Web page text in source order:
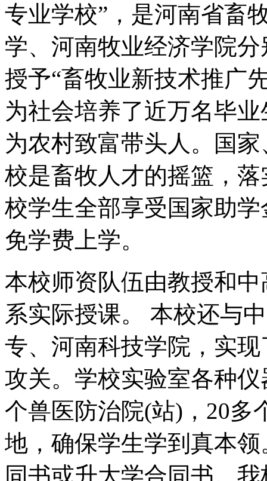
专业学校”，是河南省畜
学、河南牧业经济学院
授予“畜牧业新技术推广
为社会培养了近万名毕
为农村致富带头人。国
校是畜牧人才的摇篮，
校学生全部享受国家助
免学费上学。
本校师资队伍由教授和
系实际授课。 本校还与
专、河南科技学院，实
攻关。学校实验室各种
个兽医防治院(站)，20多
地，确保学生学到真本
同书或升大学合同书。